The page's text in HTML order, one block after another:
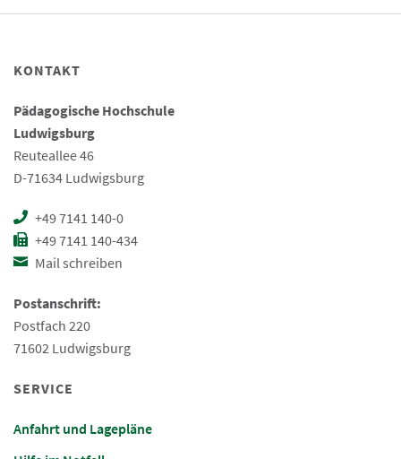
KONTAKT
Pädagogische Hochschule
Ludwigsburg
Reuteallee 46
D-71634 Ludwigsburg
+49 7141 140-0
+49 7141 140-434
Mail schreiben
Postanschrift:
Postfach 220
71602 Ludwigsburg
SERVICE
Anfahrt und Lagepläne